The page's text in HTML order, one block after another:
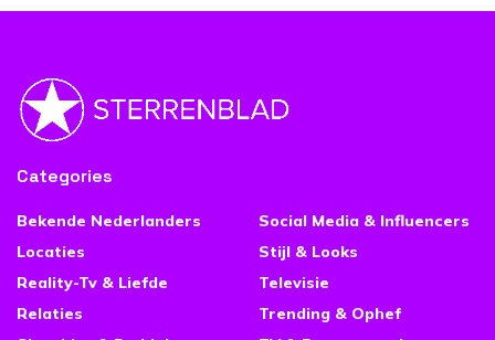
Categories
Bekende Nederlanders
Locaties
Reality-Tv & Liefde
Relaties
Social Media & Influencers
Stijl & Looks
Televisie
Trending & Ophef